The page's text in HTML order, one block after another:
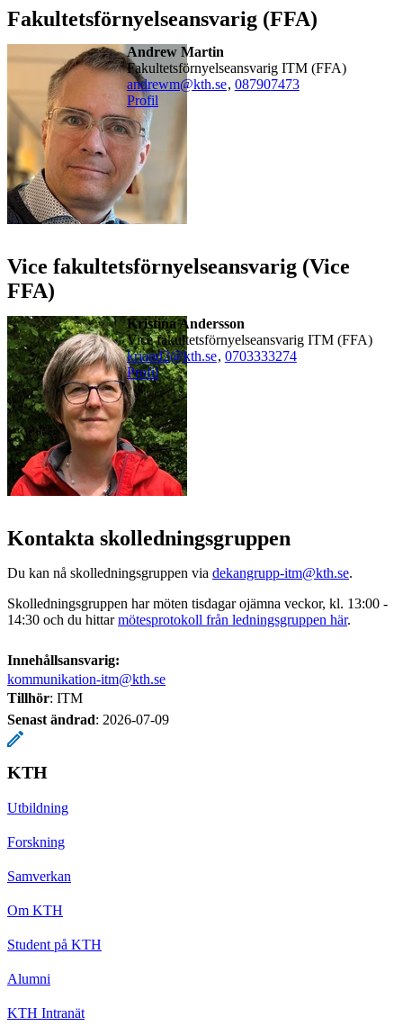
Fakultetsförnyelseansvarig (FFA)
Andrew Martin
Fakultetsförnyelseansvarig ITM (FFA)
andrewm@kth.se, 087907473
Profil
Vice fakultetsförnyelseansvarig (Vice
FFA)
Kristina Andersson
Vice fakultetsförnyelseansvarig ITM (FFA)
kriand2@kth.se, 0703333274
Profil
Kontakta skolledningsgruppen
Du kan nå skolledningsgruppen via dekangrupp-itm@kth.se.
Skolledningsgruppen har möten tisdagar ojämna veckor, kl. 13:00 -
14:30 och du hittarmötesprotokoll från ledningsgruppen här.
Innehållsansvarig:
kommunikation-itm@kth.se
Tillhör: ITM
Senast ändrad: 2026-07-09
KTH
Utbildning
Forskning
Samverkan
Om KTH
Student på KTH
Alumni
KTH Intranät